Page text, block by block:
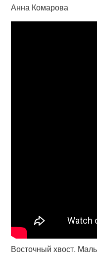
Анна Комарова
Восточный хвост.